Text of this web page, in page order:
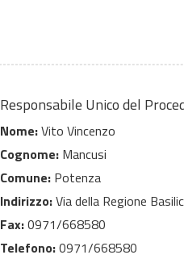
Responsabile Unico del
Nome:Vito Vincenzo
Cognome: Mancusi
Comune: Potenza
Indirizzo:Via della Regione
Fax:0971/668580
Telefono:0971/668580